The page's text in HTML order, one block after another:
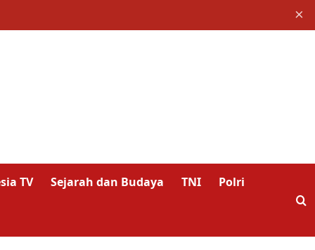
×
TV Sejarah dan Budaya TNI Polri